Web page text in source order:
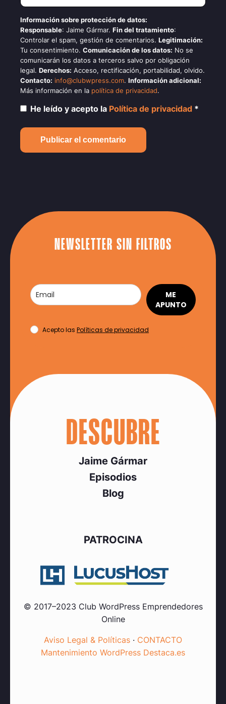
Información sobre protección de datos:
Responsable: Jaime Gármar. Fin del tratamiento:
Controlar el spam, gestión de comentarios. Legitimación:
Tu consentimiento. Comunicación de los datos: No se
comunicarán los datos a terceros salvo por obligación
legal. Derechos: Acceso, rectificación, portabilidad, olvido.
Contacto: info@clubwpress.com. Información adicional:
Más información en la política de privacidad.
He leído y acepto la Política de privacidad *
NEWSLETTER SIN FILTROS
ME
APUNTO
Acepto las Políticas de privacidad
DESCUBRE
Jaime Gármar
Episodios
Blog
PATROCINA
© 2017–2023 Club WordPress Emprendedores
Online
Aviso Legal & Políticas · CONTACTO
Mantenimiento WordPress Destaca.es